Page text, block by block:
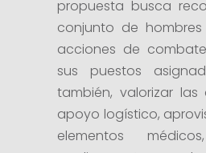
propuesta busca
conjunto de
acciones de
sus puestos
también, valorizar
apoyo logístico,
elementos